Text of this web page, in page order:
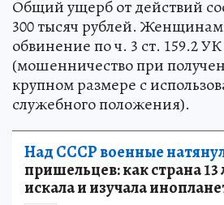
Общий ущерб от действий
300 тысяч рублей.
обвинение по ч. 3 ст. 159.2
(мошенничество при
крупном размере с
служебного положения).
Над СССР военные
пришельцев: как страна 13
искала и изучала